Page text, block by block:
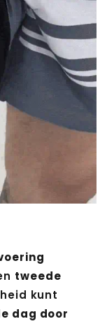
tweede
kunt
dag door